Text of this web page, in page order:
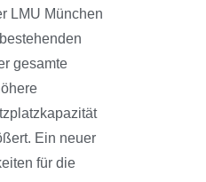
LMU München
gesamte
Ein neuer
für die